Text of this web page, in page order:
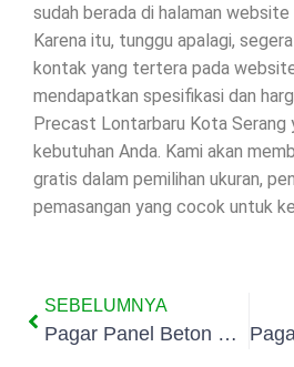
sudah berada di halaman
Karena itu, tunggu apalagi,
kontak yang tertera pada
mendapatkan spesifikasi dan
Precast Lontarbaru Kota Serang
kebutuhan Anda. Kami akan
gratis dalam pemilihan ukuran,
pemasangan yang cocok untuk
SEBELUMNYA
Pagar Panel Beton Precast Kotabaru Kota Serang